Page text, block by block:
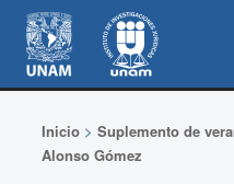
Inicio> Suplemento de
Alonso Gómez